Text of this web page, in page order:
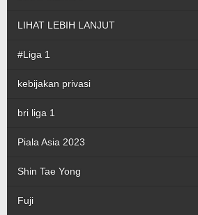
LIHAT LEBIH LANJUT
#Liga 1
kebijakan privasi
bri liga 1
Piala Asia 2023
Shin Tae Yong
Fuji